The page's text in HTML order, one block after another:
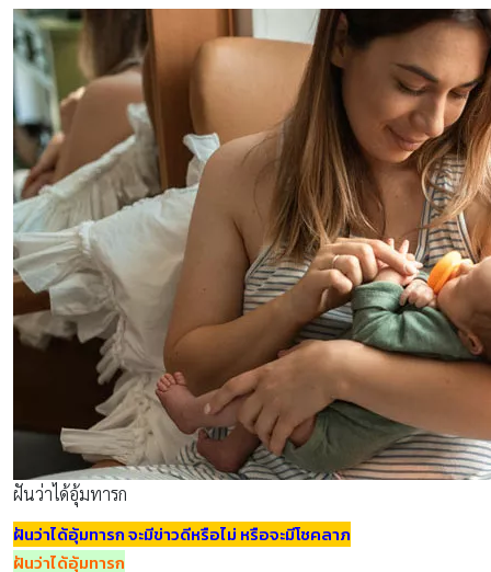
ฝันว่าได้อุ้มทารก
ฝันว่าได้อุ้มทารก จะมีข่าวดีหรือไม่ หรือจะมีโชคลาภ
ฝันว่าได้อุ้มทารก